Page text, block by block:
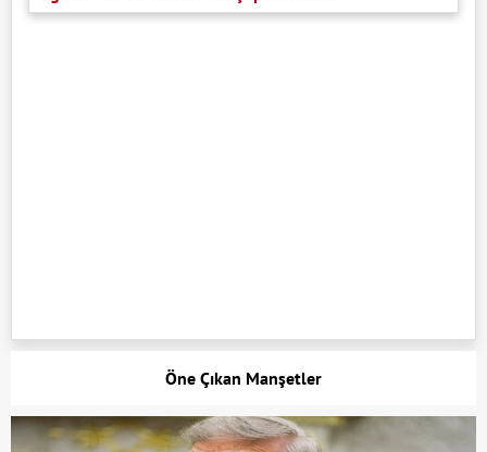
Öne Çıkan Manşetler